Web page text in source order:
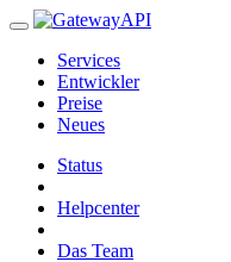
Services
Entwickler
Preise
Neues
Status
Helpcenter
Das Team